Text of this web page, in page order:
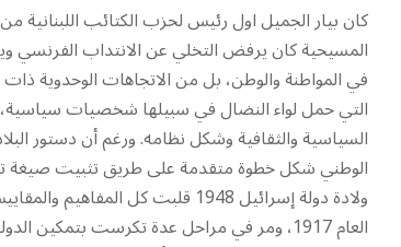
كان بيار الجميل اول رئيس لحزب الكتائب اللبنانية
المسيحية كان يرفض التخلي عن الانتداب الفرنسي
في المواطنة والوطن، بل من الاتجاهات الوحدوية ذات
التي حمل لواء النضال في سبيلها شخصيات سياسية،
السياسية والثقافية وشكل نظامه. ورغم أن دستور
الوطني شكل خطوة متقدمة على طريق تثبيت صيغة
ولادة دولة إسرائيل 1948 قلبت
العام 1917، ومر في مراحل عدة تكرست